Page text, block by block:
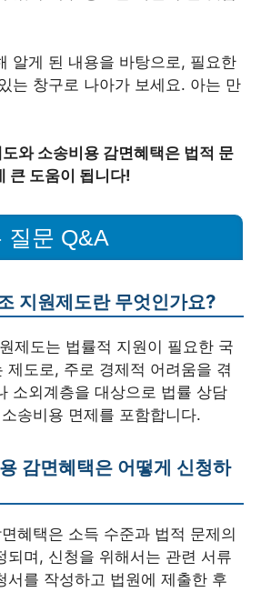
알게 된 내용을 바탕으로, 필요한
는 창구로 나아가 보세요. 아는 만
와 소송비용 감면혜택은 법적 문
큰 도움이 됩니다!
질문 Q&A
지원제도란 무엇인가요?
제도는 법률적 지원이 필요한 국
제도로, 주로 경제적 어려움을 겪
소외계층을 대상으로 법률 상담
송비용 면제를 포함합니다.
감면혜택은 어떻게 신청하
혜택은 소득 수준과 법적 문제의
되며, 신청을 위해서는 관련 서류
서를 작성하고 법원에 제출한 후